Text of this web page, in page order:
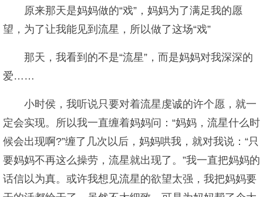
原来那天是妈妈做的“戏”，妈妈为了满足我的愿
望，为了让我能见到流星，所以做了这场“戏”
那天，我看到的不是“流星”，而是妈妈对我深深的
爱……
小时侯，我听说只要对着流星虔诚的许个愿，就一
定会实现。所以我一直缠着妈妈问：“妈妈，流星什么时
候会出现啊?”缠了几次以后，妈妈哄我，就对我说：“只
要妈妈不再这么操劳，流星就出现了。”我一直把妈妈的
话信以为真。或许我想见流星的欲望太强，我把妈妈要